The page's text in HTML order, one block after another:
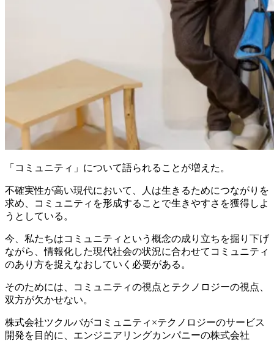
「コミュニティ」について語られることが増えた。
不確実性が高い現代において、人は生きるためにつながりを
求め、コミュニティを形成することで生きやすさを獲得しよ
うとしている。
今、私たちはコミュニティという概念の成り立ちを掘り下げ
ながら、情報化した現代社会の状況に合わせてコミュニティ
のあり方を捉えなおしていく必要がある。
そのためには、コミュニティの視点とテクノロジーの視点、
双方が欠かせない。
株式会社ツクルバがコミュニティ×テクノロジーのサービス
開発を目的に、エンジニアリングカンパニーの株式会社